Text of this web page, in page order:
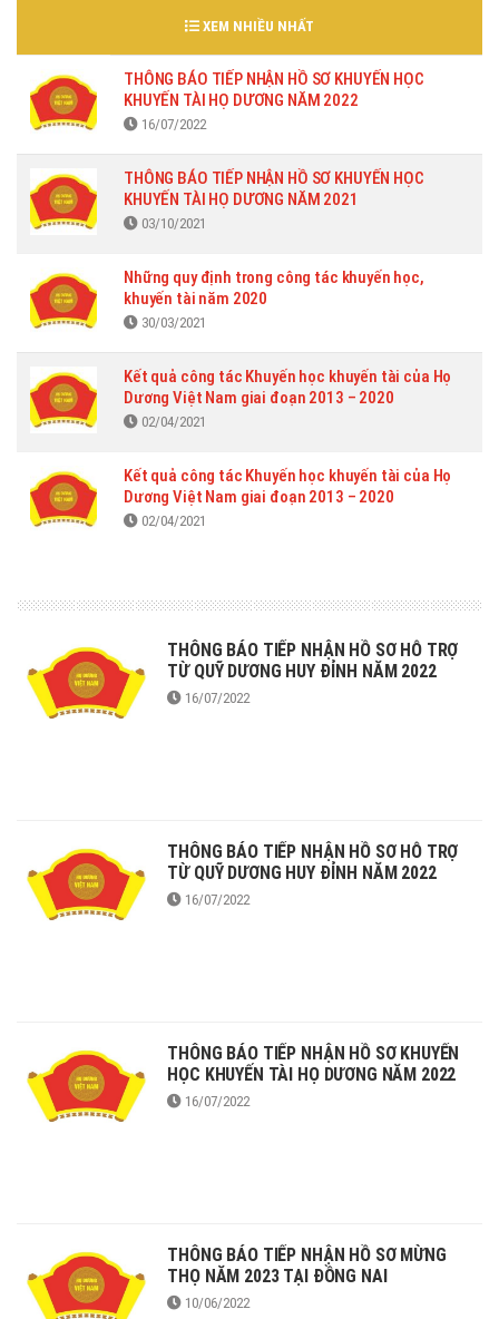
XEM NHIỀU NHẤT
THÔNG BÁO TIẾP NHẬN HỒ SƠ KHUYẾN HỌC
KHUYẾN TÀI HỌ DƯƠNG NĂM 2022
16/07/2022
THÔNG BÁO TIẾP NHẬN HỒ SƠ KHUYẾN HỌC
KHUYẾN TÀI HỌ DƯƠNG NĂM 2021
03/10/2021
Những quy định trong công tác khuyến học,
khuyến tài năm 2020
30/03/2021
Kết quả công tác Khuyến học khuyến tài của Họ
Dương Việt Nam giai đoạn 2013 – 2020
02/04/2021
Kết quả công tác Khuyến học khuyến tài của Họ
Dương Việt Nam giai đoạn 2013 – 2020
02/04/2021
THÔNG BÁO TIẾP NHẬN HỒ SƠ HỖ TRỢ
TỪ QUỸ DƯƠNG HUY ĐỈNH NĂM 2022
16/07/2022
THÔNG BÁO TIẾP NHẬN HỒ SƠ HỖ TRỢ
TỪ QUỸ DƯƠNG HUY ĐỈNH NĂM 2022
16/07/2022
THÔNG BÁO TIẾP NHẬN HỒ SƠ KHUYẾN
HỌC KHUYẾN TÀI HỌ DƯƠNG NĂM 2022
16/07/2022
THÔNG BÁO TIẾP NHẬN HỒ SƠ MỪNG
THỌ NĂM 2023 TẠI ĐỒNG NAI
10/06/2022